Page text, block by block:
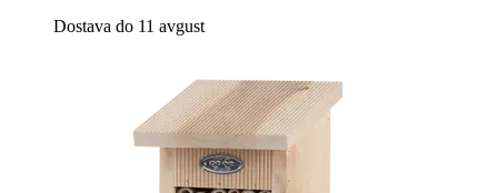
Dostava do 11 avgust